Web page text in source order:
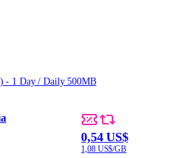
- 1 Day / Daily 500MB
0,54 US$
1,08 US$/GB